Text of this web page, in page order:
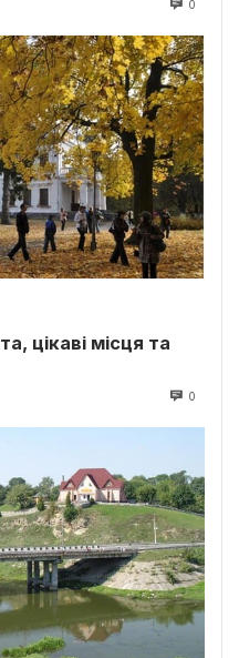
0
цікаві місця та
0